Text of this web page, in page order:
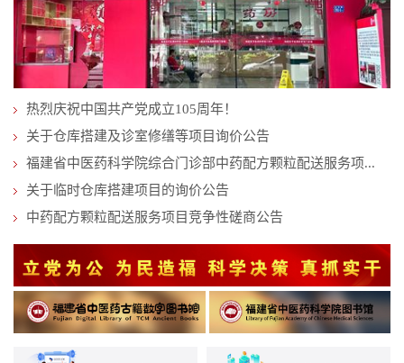
热烈庆祝中国共产党成立105周年！
关于仓库搭建及诊室修缮等项目询价公告
福建省中医药科学院综合门诊部中药配方颗粒配送服务项...
关于临时仓库搭建项目的询价公告
中药配方颗粒配送服务项目竞争性磋商公告